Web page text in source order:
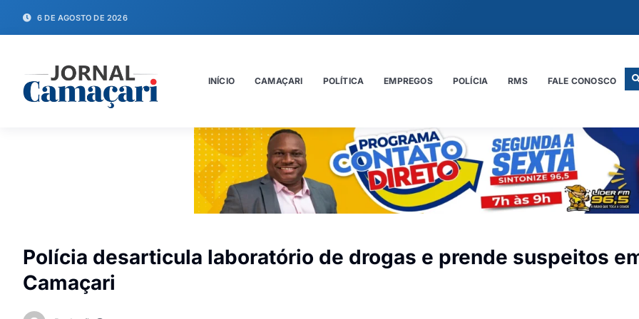
6 DE AGOSTO DE 2026
INÍCIO CAMAÇARI POLÍTICA EMPREGOS POLÍCIA RMS FALE CONOSCO
Polícia desarticula laboratório de drogas e prende suspeitos
Camaçari